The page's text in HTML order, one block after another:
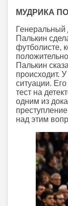
МУДРИКА
Генеральный
Палькин
футболисте,
Палькин
происходит.
ситуации.
тест на
одним из
над этим